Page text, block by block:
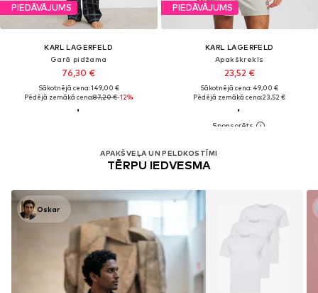
PIEDĀVĀJUMS
KARL LAGERFELD
Garā pidžama
76,30 €
Sākotnējā cena: 149,00 €
Pēdējā zemākā cena:87,20 €-12%
PIEDĀVĀJUMS
KARL LAGERFELD
Apakškrekls
23,52 €
Sākotnējā cena: 49,00 €
Pēdējā zemākā cena:23,52 €
APAKŠVEĻA UN PELDKOSTĪMI
TĒRPU IEDVESMA
Oskar